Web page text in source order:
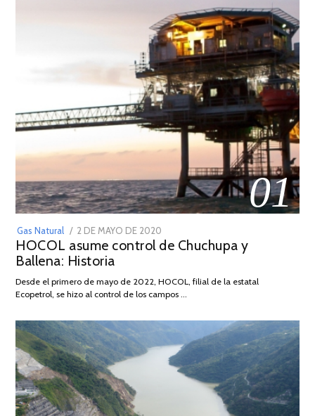
01
Gas Natural
POSTED
ON
2 DE MAYO DE 2020
DE
2026
HOCOL asume control de Chuchupa y
Ballena: Historia
Desde el primero de mayo de 2022, HOCOL, filial de la estatal
Ecopetrol, se hizo al control de los campos …